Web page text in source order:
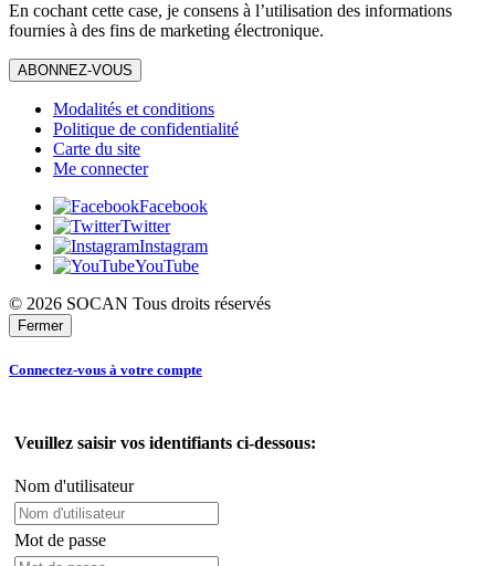
En cochant cette case, je consens à l’utilisation des informations
fournies à des fins de marketing électronique.
ABONNEZ-VOUS
Modalités et conditions
Politique de confidentialité
Carte du site
Me connecter
Facebook
Twitter
Instagram
YouTube
© 2026 SOCAN Tous droits réservés
Fermer
Connectez-vous à votre compte
Veuillez saisir vos identifiants ci-dessous:
Nom d'utilisateur
Mot de passe